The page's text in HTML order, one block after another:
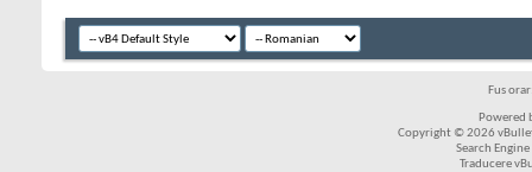
Fus
Powered
Copyright © 2026
Search
Traducere